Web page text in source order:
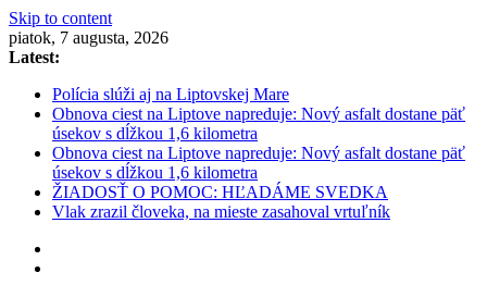
Skip to content
piatok, 7 augusta, 2026
Latest:
Polícia slúži aj na Liptovskej Mare
Obnova ciest na Liptove napreduje: Nový asfalt dostane päť
úsekov s dĺžkou 1,6 kilometra
Obnova ciest na Liptove napreduje: Nový asfalt dostane päť
úsekov s dĺžkou 1,6 kilometra
ŽIADOSŤ O POMOC: HĽADÁME SVEDKA
Vlak zrazil človeka, na mieste zasahoval vrtuľník